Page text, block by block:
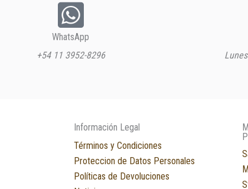
WhatsApp
+54 11 3952-8296
Información Legal
Términos y Condiciones
Proteccion de Datos Personales
Políticas de Devoluciones